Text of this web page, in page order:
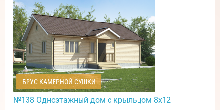
БРУС КАМЕРНОЙ СУШКИ
№138 Одноэтажный дом с крыльцом 8х12